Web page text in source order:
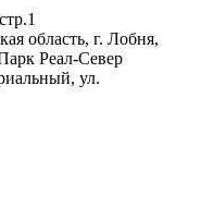
область, г. Лобня,
Реал-Север
ул.